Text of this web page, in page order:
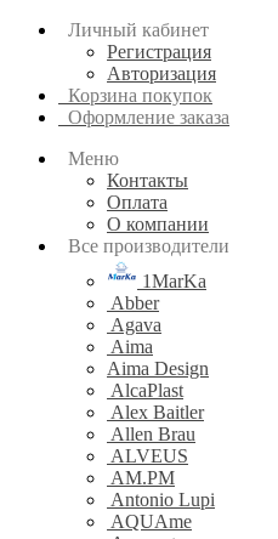
Личный кабинет
Регистрация
Авторизация
Корзина покупок
Оформление заказа
Меню
Контакты
Оплата
О компании
Все производители
1MarKa
Abber
Agava
Aima
Aima Design
AlcaPlast
Alex Baitler
Allen Brau
ALVEUS
AM.PM
Antonio Lupi
AQUAme